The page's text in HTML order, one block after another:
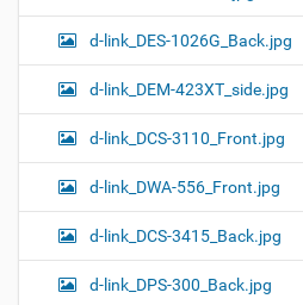
d-link_DES-1026G_Back.jpg
d-link_DEM-423XT_side.jpg
d-link_DCS-3110_Front.jpg
d-link_DWA-556_Front.jpg
d-link_DCS-3415_Back.jpg
d-link_DPS-300_Back.jpg